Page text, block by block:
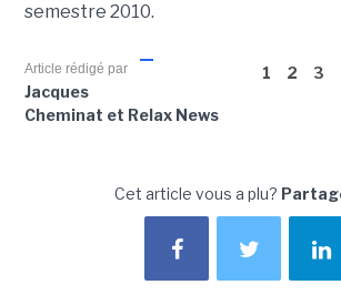
semestre 2010.
1 2 3
Article rédigé par
Jacques
Cheminat et Relax News
Cet article vous a plu?